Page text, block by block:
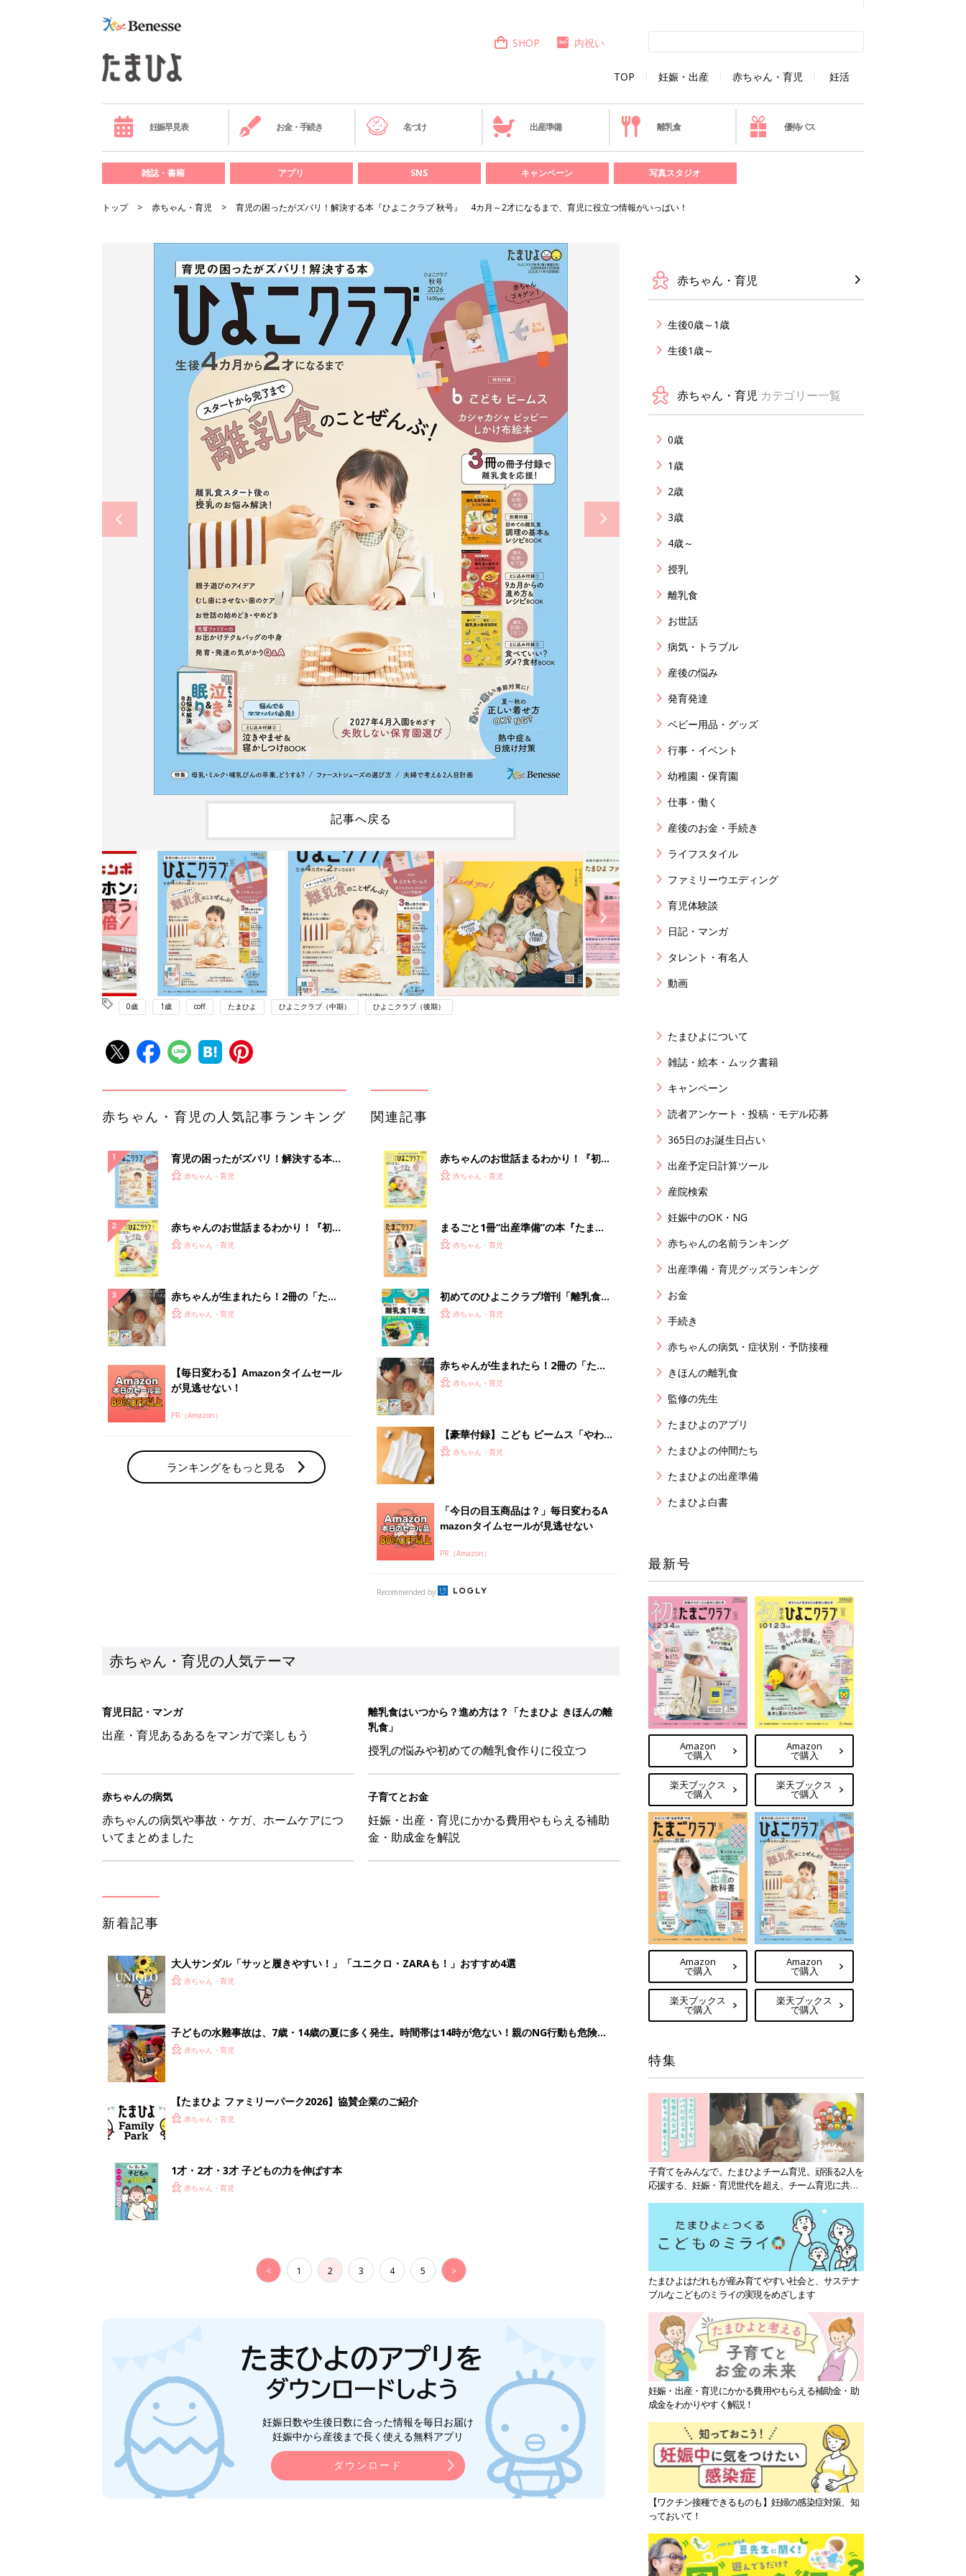
TOP 妊娠・出産 赤ちゃん・育児 妊活
SHOP 内祝い
妊娠早見表 お金・手続き 名づけ 出産準備 離乳食 優待パス
雑誌・書籍 アプリ SNS キャンペーン 写真スタジオ
トップ 赤ちゃん・育児 育児の困ったがズバリ！解決する本『ひよこクラブ 秋号』 4カ月～2才になるまで、育児に役立つ情報がいっぱい！
記事へ戻る
0歳 1歳 coff たまひよ ひよこクラブ（中期） ひよこクラブ（後期）
赤ちゃん・育児の人気記事ランキング
育児の困ったがズバリ！解決する本
『ひよこクラブ 秋号』 4カ月～2才
赤ちゃん・育児
赤ちゃんのお世話まるわかり！『初め
てのひよこクラブ 夏号』〈巻頭大特
赤ちゃん・育児
赤ちゃんが生まれたら！2冊の「たま
ひよ」
赤ちゃん・育児
【毎日変わる】Amazonタイムセール
が見逃せない！
PR（Amazon）
ランキングをもっと見る
関連記事
赤ちゃんのお世話まるわかり！『初め
てのひよこクラブ 夏号』〈巻頭大特
赤ちゃん・育児
まるごと1冊“出産準備”の本『たまご
クラブ 夏号』〈スペシャル大特集〉
赤ちゃん・育児
初めてのひよこクラブ増刊「離乳食1
年生 1皿作るだけ！オールインワン​レ
赤ちゃん・育児
赤ちゃんが生まれたら！2冊の「たま
ひよ」
赤ちゃん・育児
【豪華付録】こども ビームス「やわ
らかコットンスリーパー」が1冊に1つ
赤ちゃん・育児
「今日の目玉商品は？」毎日変わるA
mazonタイムセールが見逃せない
PR（Amazon）
Recommended by
赤ちゃん・育児の人気テーマ
育児日記・マンガ
出産・育児あるあるをマンガで楽しもう
離乳食はいつから？進め方は？「たまひよ きほんの離
乳食」
授乳の悩みや初めての離乳食作りに役立つ
赤ちゃんの病気
赤ちゃんの病気や事故・ケガ、ホームケアにつ
いてまとめました
子育てとお金
妊娠・出産・育児にかかる費用やもらえる補助
金・助成金を解説
新着記事
大人サンダル「サッと履きやすい！」「ユニクロ・ZARAも！」おすすめ4選
赤ちゃん・育児
子どもの水難事故は、7歳・14歳の夏に多く発生。時間帯は14時が危ない！親のNG行動も危険を
まねく【専門家】
赤ちゃん・育児
【たまひよ ファミリーパーク2026】協賛企業のご紹介
赤ちゃん・育児
1才・2才・3才 子どもの力を伸ばす本
赤ちゃん・育児
< 1 2 3 4 5 >
妊娠日数や生後日数に合った情報を毎日お届け
妊娠中から産後まで長く使える無料アプリ
ダウンロード
赤ちゃん・育児
生後0歳～1歳
生後1歳～
赤ちゃん・育児 カテゴリー一覧
0歳
1歳
2歳
3歳
4歳～
授乳
離乳食
お世話
病気・トラブル
産後の悩み
発育発達
ベビー用品・グッズ
行事・イベント
幼稚園・保育園
仕事・働く
産後のお金・手続き
ライフスタイル
ファミリーウエディング
育児体験談
日記・マンガ
タレント・有名人
動画
たまひよについて
雑誌・絵本・ムック書籍
キャンペーン
読者アンケート・投稿・モデル応募
365日のお誕生日占い
出産予定日計算ツール
産院検索
妊娠中のOK・NG
赤ちゃんの名前ランキング
出産準備・育児グッズランキング
お金
手続き
赤ちゃんの病気・症状別・予防接種
きほんの離乳食
監修の先生
たまひよのアプリ
たまひよの仲間たち
たまひよの出産準備
たまひよ白書
最新号
Amazon
で購入
楽天ブックス
で購入
Amazon
で購入
楽天ブックス
で購入
Amazon
で購入
楽天ブックス
で購入
Amazon
で購入
楽天ブックス
で購入
特集
子育てをみんなで。たまひよチーム育児。頑張る2人を
応援する、妊娠・育児世代を超え、チーム育児に共感
たまひよはだれもが産み育てやすい社会と、サステナ
ブルなこどものミライの実現をめざします
妊娠・出産・育児にかかる費用やもらえる補助金・助
成金をわかりやすく解説！
【ワクチン接種できるものも】妊婦の感染症対策、知
っておいて！